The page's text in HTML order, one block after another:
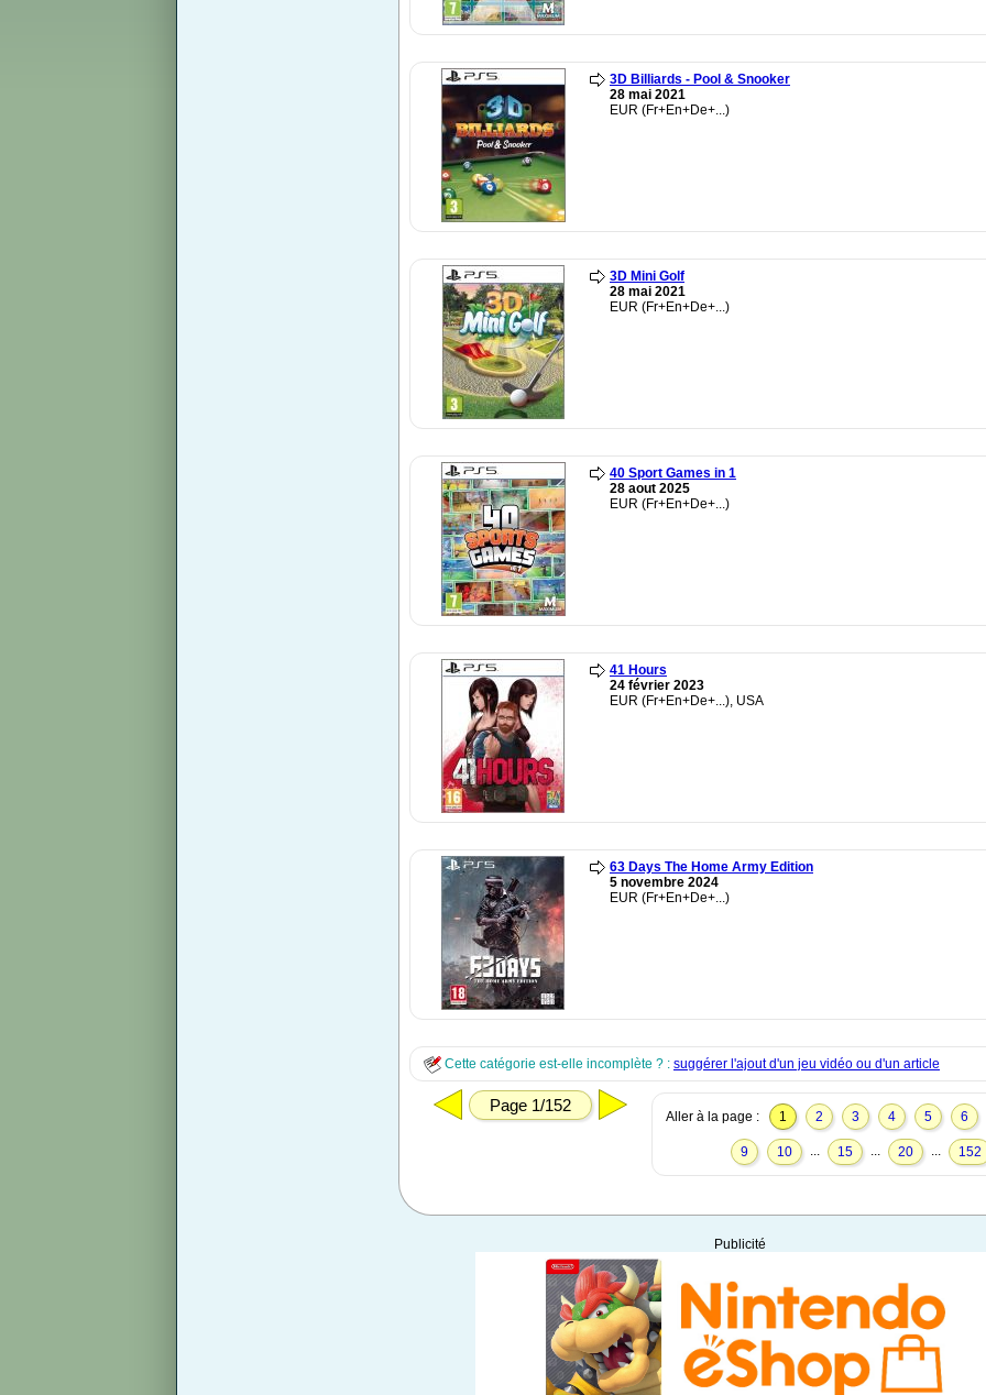
3D Billiards - Pool & Snooker
28 mai 2021
EUR (Fr+En+De+...)
3D Mini Golf
28 mai 2021
EUR (Fr+En+De+...)
40 Sport Games in 1
28 aout 2025
EUR (Fr+En+De+...)
41 Hours
24 février 2023
EUR (Fr+En+De+...), USA
63 Days The Home Army Edition
5 novembre 2024
EUR (Fr+En+De+...)
Cette catégorie est-elle incomplète ? : suggérer l'ajout d'un jeu vidéo ou d'un article
Page 1/152
Aller à la page : 1 2 3 4 5 6
9 10 ... 15 ... 20 ... 152
Publicité